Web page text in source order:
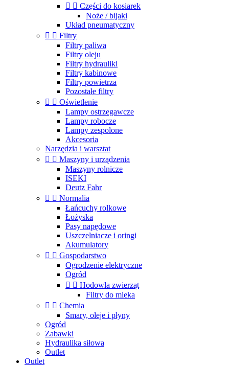
  Części do kosiarek
Noże / bijaki
Układ pneumatyczny
  Filtry
Filtry paliwa
Filtry oleju
Filtry hydrauliki
Filtry kabinowe
Filtry powietrza
Pozostałe filtry
  Oświetlenie
Lampy ostrzegawcze
Lampy robocze
Lampy zespolone
Akcesoria
Narzędzia i warsztat
  Maszyny i urządzenia
Maszyny rolnicze
ISEKI
Deutz Fahr
  Normalia
Łańcuchy rolkowe
Łożyska
Pasy napędowe
Uszczelniacze i oringi
Akumulatory
  Gospodarstwo
Ogrodzenie elektryczne
Ogród
  Hodowla zwierząt
Filtry do mleka
  Chemia
Smary, oleje i płyny
Ogród
Zabawki
Hydraulika siłowa
Outlet
Outlet